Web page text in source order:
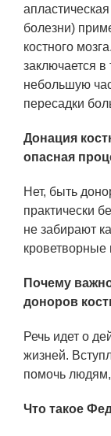
Семинар
ЯТЦ»
Зимняя
плотностей
Лазерные
Каталог
Цифровые
болезни)
костного
заключается в
небольшую
пересадки
Донация
опасная
Нет, быть
практически
не забирают
кроветворные
Почему
доноров
Речь идет о
жизней.
помочь
Что такое